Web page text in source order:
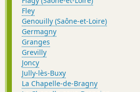
Fley
Genouilly (Saône-et-Loire)
Germagny
Granges
Grevilly
Joncy
Jully-lès-Buxy
La Chapelle-de-Bragny